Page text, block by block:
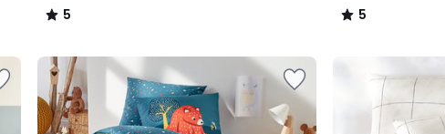
5
/
5
/